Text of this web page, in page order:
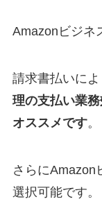
Amazonビジネ
請求書払いによ
理の支払い業
オススメです。
さらにAmazon
選択可能です。